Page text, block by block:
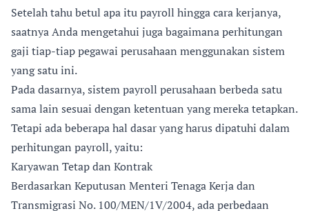
Setelah tahu betul apa itu payroll hingga cara kerjanya,
saatnya Anda mengetahui juga bagaimana perhitungan
gaji tiap-tiap pegawai perusahaan menggunakan sistem
yang satu ini.
Pada dasarnya, sistem payroll perusahaan berbeda satu
sama lain sesuai dengan ketentuan yang mereka tetapkan.
Tetapi ada beberapa hal dasar yang harus dipatuhi dalam
perhitungan payroll, yaitu:
Karyawan Tetap dan Kontrak
Berdasarkan Keputusan Menteri Tenaga Kerja dan
Transmigrasi No. 100/MEN/1V/2004, ada perbedaan